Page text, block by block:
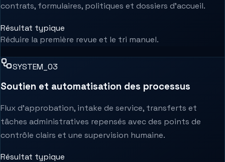
contrats, formulaires, politiques et dossiers d’accueil.
Résultat typique
Réduire la première revue et le tri manuel.
SYSTEM_03
Soutien et automatisation des processus
Flux d’approbation, intake de service, transferts et
tâches administratives repensés avec des points de
contrôle clairs et une supervision humaine.
Résultat typique